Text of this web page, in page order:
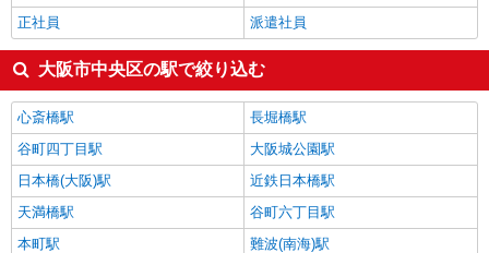
正社員
派遣社員
大阪市中央区の駅で絞り込む
心斎橋駅
長堀橋駅
谷町四丁目駅
大阪城公園駅
日本橋(大阪)駅
近鉄日本橋駅
天満橋駅
谷町六丁目駅
本町駅
難波(南海)駅